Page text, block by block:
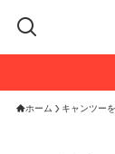
ホーム キャンツー